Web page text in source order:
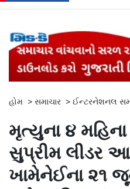
હોમ > સમાચાર > ઈન્ટરનેશનલ
મૃત્યુના ૪
સુપ્રીમ લીડર
ખામેનેઈના ૨૧